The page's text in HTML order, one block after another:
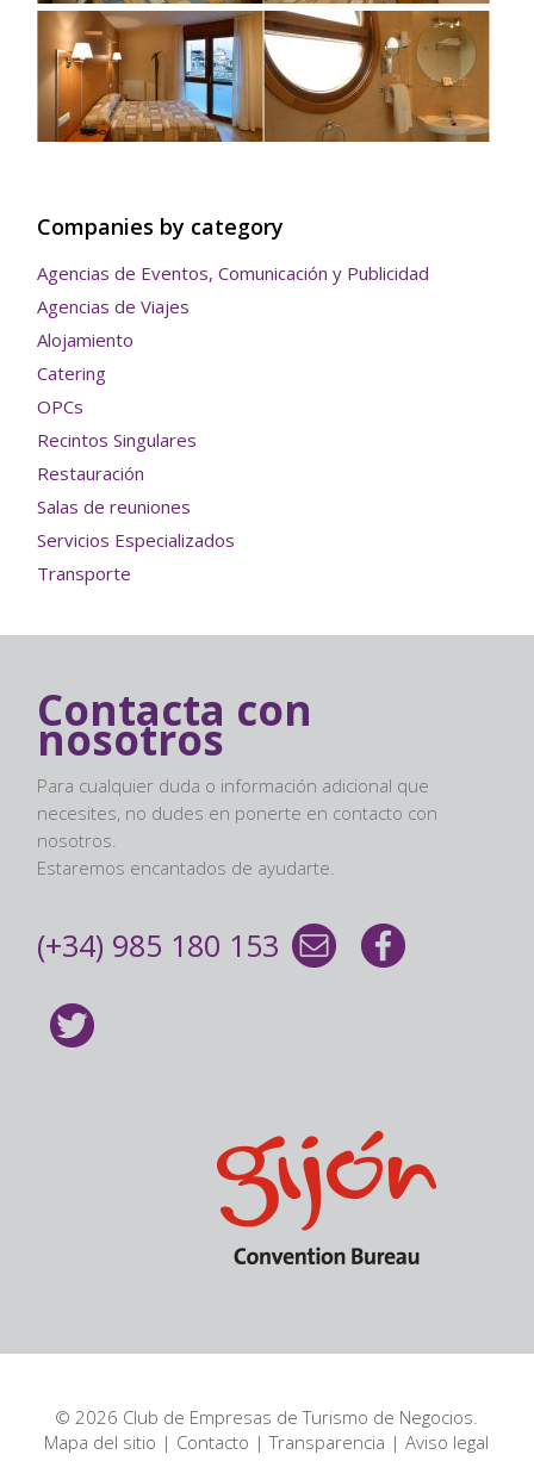
Companies by category
Agencias de Eventos, Comunicación y Publicidad
Agencias de Viajes
Alojamiento
Catering
OPCs
Recintos Singulares
Restauración
Salas de reuniones
Servicios Especializados
Transporte
Contacta con
nosotros
Para cualquier duda o información adicional que
necesites, no dudes en ponerte en contacto con
nosotros.
Estaremos encantados de ayudarte.
(+34) 985 180 153
© 2026 Club de Empresas de Turismo de Negocios.
Mapa del sitio | Contacto |Transparencia |Aviso legal